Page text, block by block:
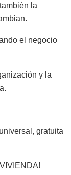
la
el negocio
y la
gratuita